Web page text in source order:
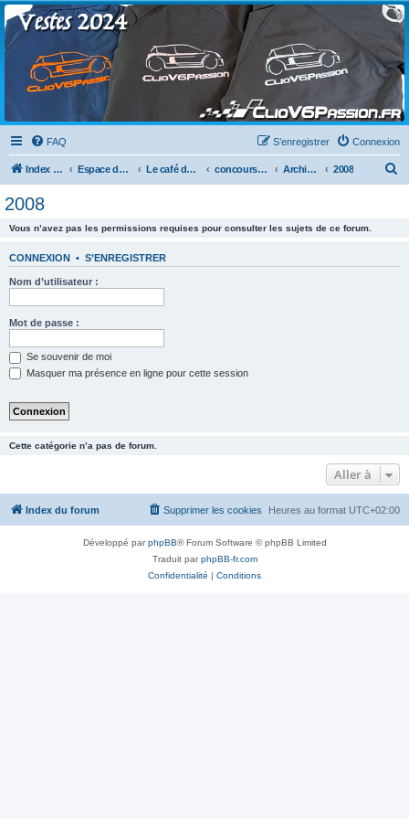
Clio V6 Passion
Le site français des passionnés de Clio V6
FAQ Connexion
S’enregistrer
Index du forum Espace détente Le café du clio V6 concours photos Archives des années précédentes 2008
2008
Vous n’avez pas les permissions requises pour consulter les sujets de ce forum.
CONNEXION • S’ENREGISTRER
Nom d’utilisateur :
Mot de passe :
Se souvenir de moi
Masquer ma présence en ligne pour cette session
Cette catégorie n’a pas de forum.
Aller à
Index du forum Heures au format UTC+02:00
Supprimer les cookies
Développé parphpBB® Forum Software © phpBB Limited
Traduit parphpBB-fr.com
Confidentialité | Conditions